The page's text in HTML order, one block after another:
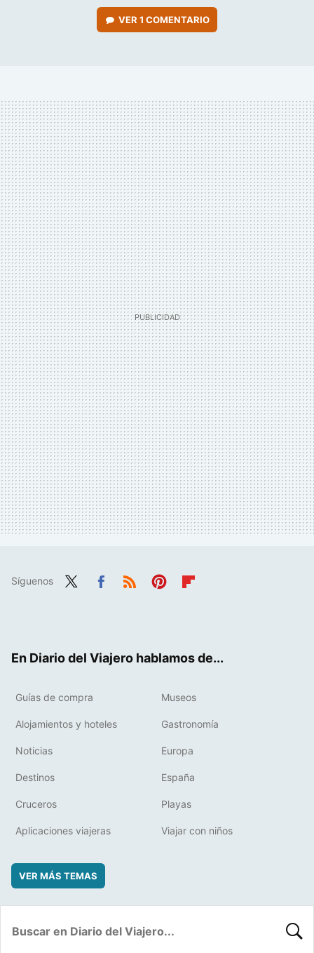
VER 1 COMENTARIO
Síguenos
En Diario del Viajero hablamos de...
Guías de compra Museos
Alojamientos y hoteles Gastronomía
Noticias Europa
Destinos España
Cruceros Playas
Aplicaciones viajeras Viajar con niños
VER MÁS TEMAS